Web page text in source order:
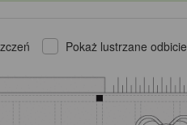
Pokaż lustrzane odbicie